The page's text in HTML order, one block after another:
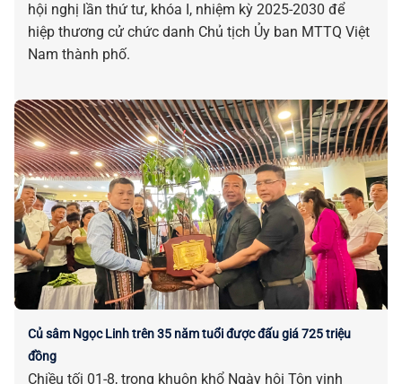
hội nghị lần thứ tư, khóa I, nhiệm kỳ 2025-2030 để
hiệp thương cử chức danh Chủ tịch Ủy ban MTTQ Việt
Nam thành phố.
Củ sâm Ngọc Linh trên 35 năm tuổi được đấu giá 725 triệu
đồng
Chiều tối 01-8, trong khuôn khổ Ngày hội Tôn vinh